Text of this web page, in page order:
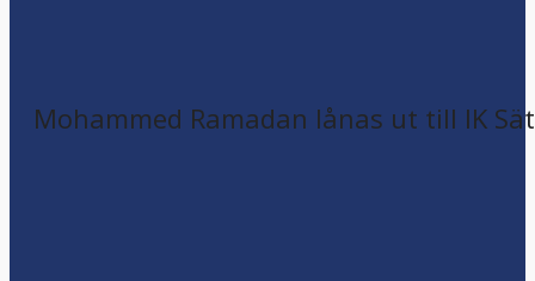
Mohammed Ramadan lånas ut till IK